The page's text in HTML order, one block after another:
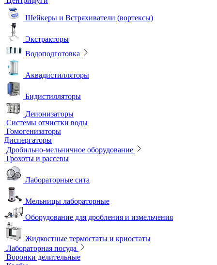
Оксиметры
Промышленные электроды
Перемешивающие устройства
Верхнеприводные мешалки
Магнитные мешалки
Центрифуги
Водоподготовка
Аквадистилляторы
Бидистилляторы
Деионизаторы
Системы отчистки воды
Гомогенизаторы
Диспергаторы
Дробильно-мельничное оборудование
Грохоты и рассевы
Мельницы лабораторные